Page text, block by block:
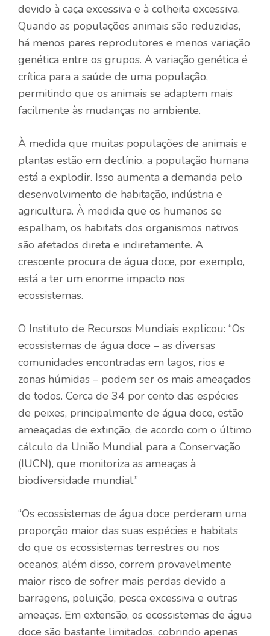
devido à caça excessiva e à colheita excessiva.
Quando as populações animais são reduzidas,
há menos pares reprodutores e menos variação
genética entre os grupos. A variação genética é
crítica para a saúde de uma população,
permitindo que os animais se adaptem mais
facilmente às mudanças no ambiente.
À medida que muitas populações de animais e
plantas estão em declínio, a população humana
está a explodir. Isso aumenta a demanda pelo
desenvolvimento de habitação, indústria e
agricultura. À medida que os humanos se
espalham, os habitats dos organismos nativos
são afetados direta e indiretamente. A
crescente procura de água doce, por exemplo,
está a ter um enorme impacto nos
ecossistemas.
O Instituto de Recursos Mundiais explicou: “Os
ecossistemas de água doce – as diversas
comunidades encontradas em lagos, rios e
zonas húmidas – podem ser os mais ameaçados
de todos. Cerca de 34 por cento das espécies
de peixes, principalmente de água doce, estão
ameaçadas de extinção, de acordo com o último
cálculo da União Mundial para a Conservação
(IUCN), que monitoriza as ameaças à
biodiversidade mundial.”
“Os ecossistemas de água doce perderam uma
proporção maior das suas espécies e habitats
do que os ecossistemas terrestres ou nos
oceanos; além disso, correm provavelmente
maior risco de sofrer mais perdas devido a
barragens, poluição, pesca excessiva e outras
ameaças. Em extensão, os ecossistemas de água
doce são bastante limitados, cobrindo apenas